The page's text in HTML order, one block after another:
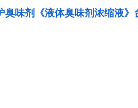
臭味剂《液体臭味剂浓缩液》